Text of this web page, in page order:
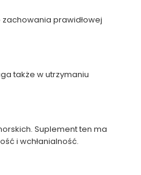
prawidłowej
także w utrzymaniu
Suplement ten ma
i wchłanialność.